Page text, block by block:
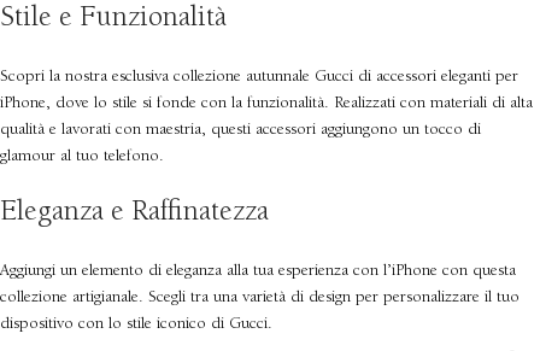
Stile e Funzionalità
Scopri la nostra esclusiva collezione autunnale Gucci di accessori eleganti per
iPhone, dove lo stile si fonde con la funzionalità. Realizzati con materiali di alta
qualità e lavorati con maestria, questi accessori aggiungono un tocco di
glamour al tuo telefono.
Eleganza e Raffinatezza
Aggiungi un elemento di eleganza alla tua esperienza con l’iPhone con questa
collezione artigianale. Scegli tra una varietà di design per personalizzare il tuo
dispositivo con lo stile iconico di Gucci.